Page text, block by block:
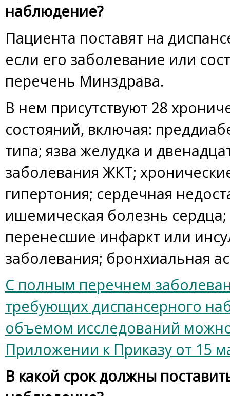
наблюдение?
Пациента поставят на
если его заболевание или
перечень Минздрава.
В нем присутствуют 28
состояний, включая:
типа; язва желудка и
заболевания ЖКТ;
гипертония; сердечная
ишемическая болезнь
перенесшие инфаркт или
заболевания; бронхиальная
С полным перечнем
требующих диспансерного
объемом исследований
Приложении к Приказу от 15
В какой срок должны